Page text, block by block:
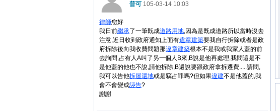
普可 105-03-14 10:03
律師您好
我日前繼承了一筆既成道路用地,因為是既成道路所以當時沒去
注意,近日收到政府通知上面有違章建築要我自行拆除或者是政
府拆除後向我收費問題那違章建築根本不是我或我家人蓋的前
去詢問,占有人A叫了另一個人B來,B說是他再處理,我問這是不
是他蓋的他也不說,請他拆除,B還說要跟政府拿拆遷費.....請問,
我可以告他拆屋還地或是竊占罪嗎?但如果違建不是他蓋的,我
會不會變成誣告?
謝謝